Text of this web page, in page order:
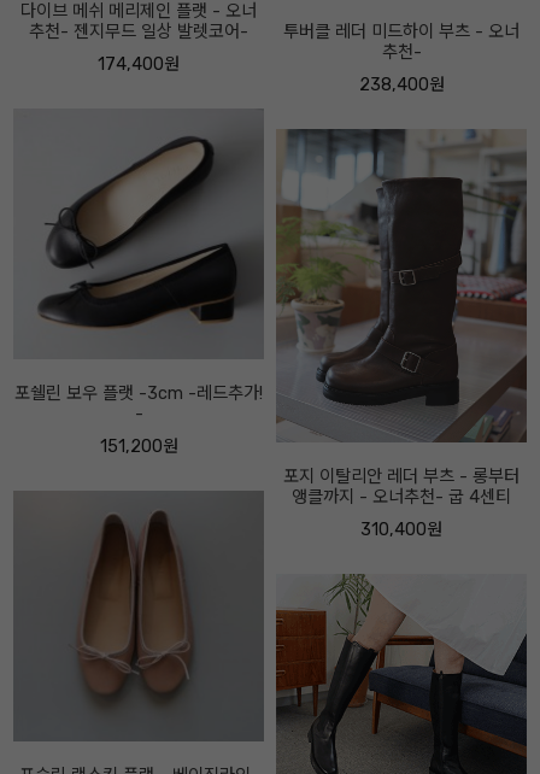
투버클 레더 미드하이 부츠 - 오너
추천-
앵클까지 - 오너추천- 굽 4센티
310,400원
로우 보우 로퍼-5센티 - 오너추천!-
166,400원
마니티 하이업 부츠 -속굽5cm, 2
센티 선택- 오너추천-
286,400원